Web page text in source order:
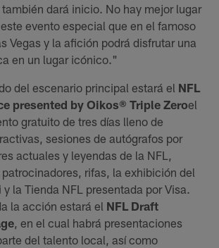
dará inicio. No hay mejor lugar
evento especial que en el famoso
Vegas y la afición podrá disfrutar una
en un lugar icónico."
del escenario principal estará el NFL
presented by Oikos® Triple Zeroel
gratuito de tres días lleno de
sesiones de autógrafos por
actuales y leyendas de la NFL,
rifas, la exhibición del
la Tienda NFL presentada por Visa.
la acción estará el NFL Draft
, en el cual habrá presentaciones
del talento local, así como